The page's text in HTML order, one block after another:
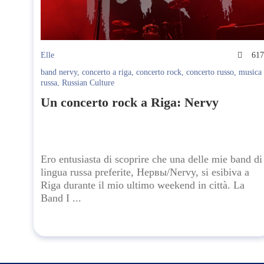
Elle
617
band nervy, concerto a riga, concerto rock, concerto russo, musica
russa, Russian Culture
Un concerto rock a Riga: Nervy
Ero entusiasta di scoprire che una delle mie band di
lingua russa preferite, Нервы/Nervy, si esibiva a
Riga durante il mio ultimo weekend in città. La
Band I ...